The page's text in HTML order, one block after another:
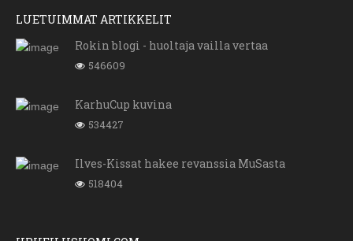
LUETUIMMAT ARTIKKELIT
Rokin blogi - huoltaja vailla vertaa
546609
KarhuCup kuvina
534427
Ilves-Kissat hakee revanssia MuSasta
518404